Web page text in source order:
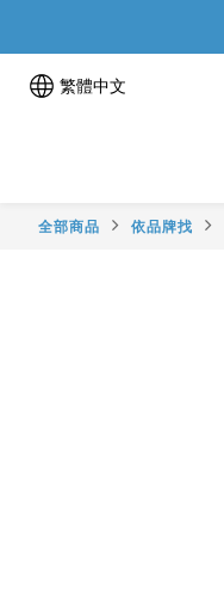
繁體中文
全部商品 依品牌找